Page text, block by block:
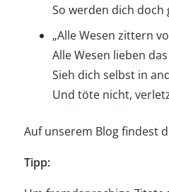
So werden dich doch
„Alle Wesen zittern
Alle Wesen lieben
Sieh dich selbst in
Und töte nicht,
Auf unserem Blog findest
Tipp: